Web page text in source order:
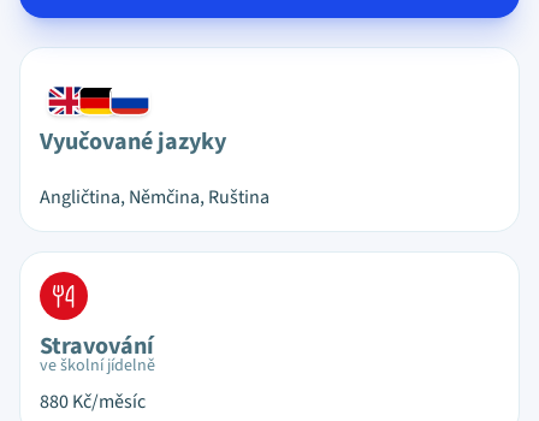
Vyučované jazyky
Angličtina, Němčina, Ruština
Stravování
ve školní jídelně
880Kč/měsíc